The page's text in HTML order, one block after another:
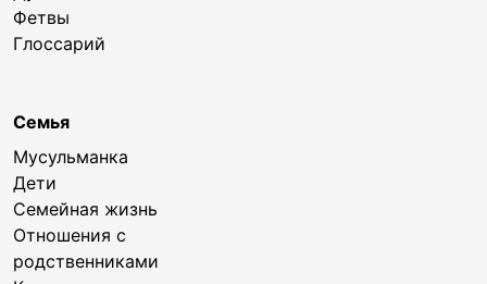
Фетвы
Глоссарий
Семья
Мусульманка
Дети
Семейная жизнь
Отношения с
родственниками